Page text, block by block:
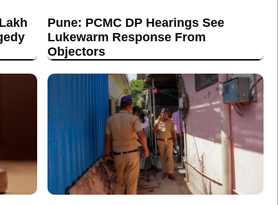
Pune: PCMC DP Hearings See
Lukewarm Response From
Objectors